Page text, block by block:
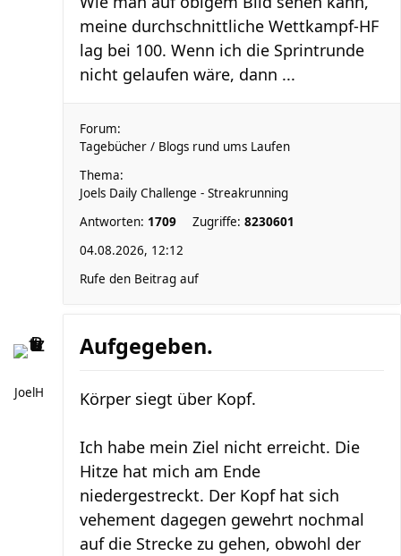
meine durchschnittliche Wettkampf-HF
lag bei 100. Wenn ich die Sprintrunde
nicht gelaufen wäre, dann ...
Forum:
Tagebücher / Blogs rund ums Laufen
Thema:
Joels Daily Challenge - Streakrunning
Antworten: 1709 Zugriffe: 8230601
04.08.2026, 12:12
Rufe den Beitrag auf
JoelH
Aufgegeben.
Körper siegt über Kopf.
Ich habe mein Ziel nicht erreicht. Die
Hitze hat mich am Ende
niedergestreckt. Der Kopf hat sich
vehement dagegen gewehrt nochmal
auf die Strecke zu gehen, obwohl der